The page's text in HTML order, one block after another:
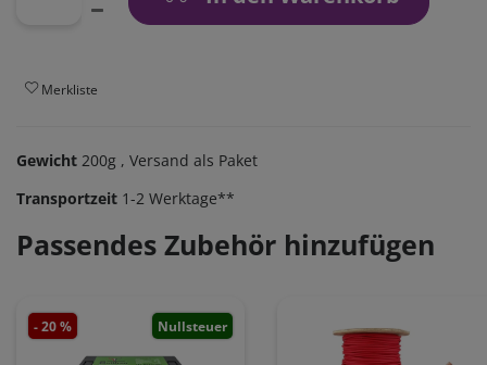
Merkliste
Gewicht 200g , Versand als Paket
Transportzeit 1-2 Werktage**
Passendes Zubehör hinzufügen
- 20 % Nullsteuer